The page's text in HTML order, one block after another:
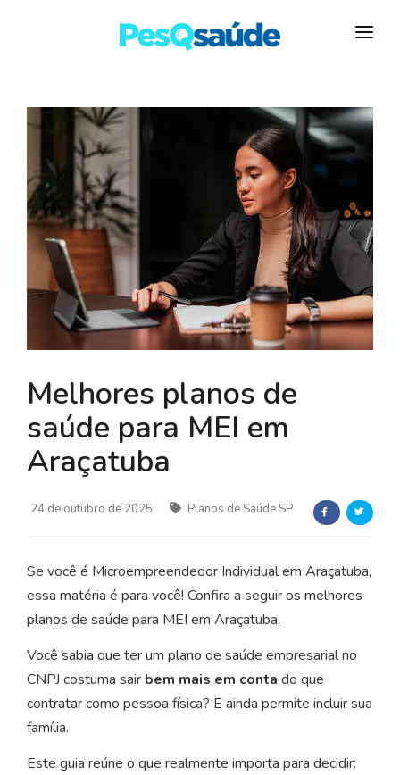
PLANOS DE SAÚDE
LABORATÓRIOS
BLOG
MAIS…
Melhores planos de
saúde para MEI em
Araçatuba
24 de outubro de 2025 Planos de Saúde SP
Se você é Microempreendedor Individual em Araçatuba,
essa matéria é para você! Confira a seguir os melhores
planos de saúde para MEI em Araçatuba.
Você sabia que ter um plano de saúde empresarial no
CNPJ costuma sair bem mais em conta do que
contratar como pessoa física? E ainda permite incluir sua
família.
Este guia reúne o que realmente importa para decidir: